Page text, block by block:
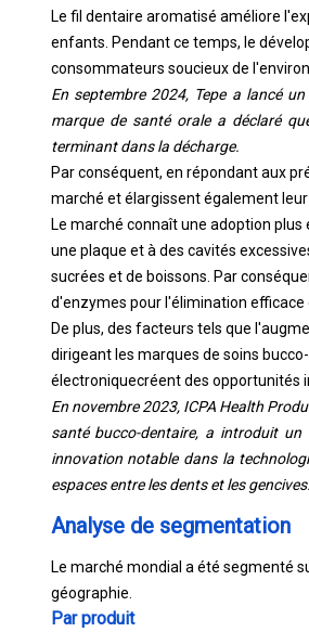
Le fil dentaire aromatisé améliore
enfants. Pendant ce temps, le
consommateurs soucieux de
En septembre 2024, Tepe a lancé
marque de santé orale a déclaré
terminant dans la décharge.
Par conséquent, en répondant aux
marché et élargissent également
Le marché connaît une adoption
une plaque et à des cavités
sucrées et de boissons. Par
d'enzymes pour l'élimination efficace
De plus, des facteurs tels que
dirigeant les marques de soins
électroniquecréent des opportunités
En novembre 2023, ICPA Health
santé bucco-dentaire, a introduit
innovation notable dans la
espaces entre les dents et les gencives.
Analyse de segmentation
Le marché mondial a été segmenté
géographie.
Par produit